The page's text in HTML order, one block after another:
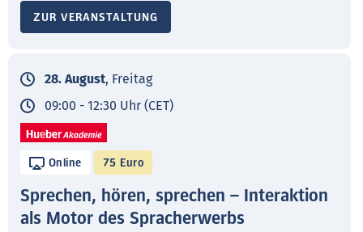
ZUR VERANSTALTUNG
28. August, Freitag
09:00 - 12:30 Uhr (CET)
Online 75 Euro
Sprechen, hören, sprechen – Interaktion
als Motor des Spracherwerbs